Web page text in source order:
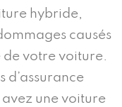
hybride,
causés
de votre voiture.
d’assurance
une voiture